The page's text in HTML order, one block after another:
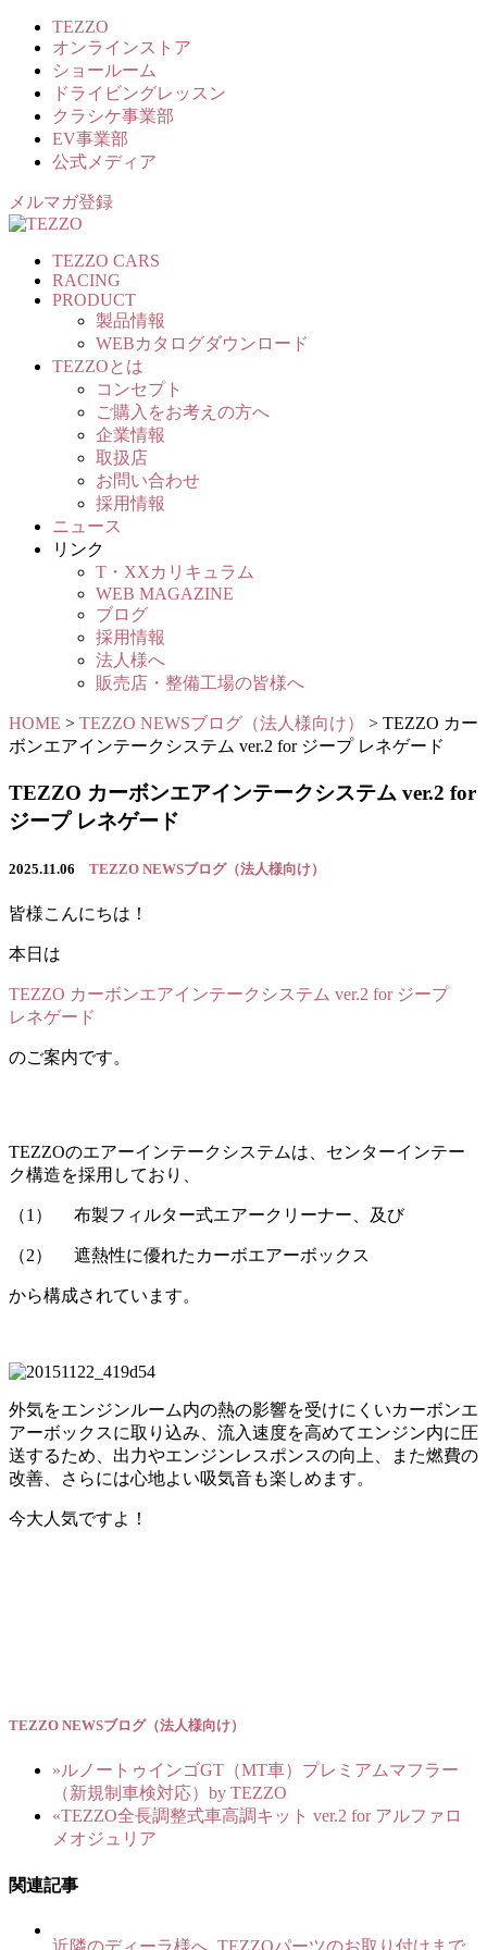
TEZZO
オンラインストア
ショールーム
ドライビングレッスン
クラシケ事業部
EV事業部
公式メディア
メルマガ登録
TEZZO CARS
RACING
PRODUCT
製品情報
WEBカタログダウンロード
TEZZOとは
コンセプト
ご購入をお考えの方へ
企業情報
取扱店
お問い合わせ
採用情報
ニュース
リンク
T・XXカリキュラム
WEB MAGAZINE
ブログ
採用情報
法人様へ
販売店・整備工場の皆様へ
HOME > TEZZO NEWSブログ（法人様向け） > TEZZO カー
ボンエアインテークシステム ver.2 for ジープ レネゲード
TEZZO カーボンエアインテークシステム ver.2 for
ジープ レネゲード
2025.11.06 TEZZO NEWSブログ（法人様向け）
皆様こんにちは！
本日は
TEZZO カーボンエアインテークシステム ver.2 for ジープ
レネゲード
のご案内です。
TEZZOのエアーインテークシステムは、センターインテー
ク構造を採用しており、
（1） 布製フィルター式エアークリーナー、及び
（2） 遮熱性に優れたカーボエアーボックス
から構成されています。
外気をエンジンルーム内の熱の影響を受けにくいカーボンエ
アーボックスに取り込み、流入速度を高めてエンジン内に圧
送するため、出力やエンジンレスポンスの向上、また燃費の
改善、さらには心地よい吸気音も楽しめます。
今大人気ですよ！
TEZZO NEWSブログ（法人様向け）
»ルノートゥインゴGT（MT車）プレミアムマフラー
（新規制車検対応）by TEZZO
«TEZZO全長調整式車高調キット ver.2 for アルファロ
メオジュリア
関連記事
近隣のディーラ様へ_TEZZOパーツのお取り付けまで